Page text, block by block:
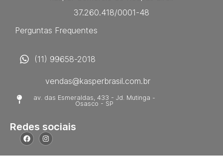
37.260.418/0001-48
Perguntas Frequentes
(11) 99658-2018
vendas@kasperbrasil.com.br
av. das Esmeraldas, 433 - Jd. Mutinga -
Osasco - SP
Redes sociais